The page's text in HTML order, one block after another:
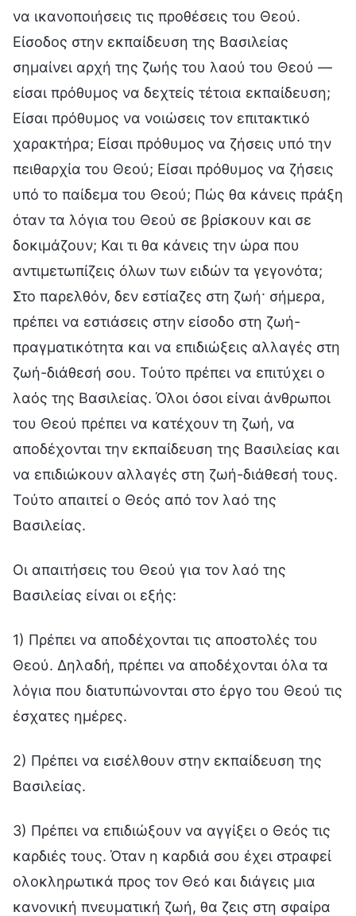
να ικανοποιήσεις τις προθέσεις του Θεού.
Είσοδος στην εκπαίδευση της Βασιλείας
σημαίνει αρχή της ζωής του λαού του Θεού —
είσαι πρόθυμος να δεχτείς τέτοια εκπαίδευση;
Είσαι πρόθυμος να νοιώσεις τον επιτακτικό
χαρακτήρα; Είσαι πρόθυμος να ζήσεις υπό την
πειθαρχία του Θεού; Είσαι πρόθυμος να ζήσεις
υπό το παίδεμα του Θεού; Πώς θα κάνεις πράξη
όταν τα λόγια του Θεού σε βρίσκουν και σε
δοκιμάζουν; Και τι θα κάνεις την ώρα που
αντιμετωπίζεις όλων των ειδών τα γεγονότα;
Στο παρελθόν, δεν εστίαζες στη ζωή· σήμερα,
πρέπει να εστιάσεις στην είσοδο στη ζωή-
πραγματικότητα και να επιδιώξεις αλλαγές στη
ζωή-διάθεσή σου. Τούτο πρέπει να επιτύχει ο
λαός της Βασιλείας. Όλοι όσοι είναι άνθρωποι
του Θεού πρέπει να κατέχουν τη ζωή, να
αποδέχονται την εκπαίδευση της Βασιλείας και
να επιδιώκουν αλλαγές στη ζωή-διάθεσή τους.
Τούτο απαιτεί ο Θεός από τον λαό της
Βασιλείας.
Οι απαιτήσεις του Θεού για τον λαό της
Βασιλείας είναι οι εξής:
1) Πρέπει να αποδέχονται τις αποστολές του
Θεού. Δηλαδή, πρέπει να αποδέχονται όλα τα
λόγια που διατυπώνονται στο έργο του Θεού τις
έσχατες ημέρες.
2) Πρέπει να εισέλθουν στην εκπαίδευση της
Βασιλείας.
3) Πρέπει να επιδιώξουν να αγγίξει ο Θεός τις
καρδιές τους. Όταν η καρδιά σου έχει στραφεί
ολοκληρωτικά προς τον Θεό και διάγεις μια
κανονική πνευματική ζωή, θα ζεις στη σφαίρα